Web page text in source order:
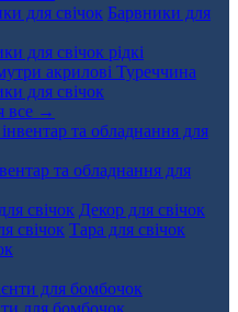
Барвники для
для свічок рідкі
акрилові Туреччина
для свічок
все →
та обладнання для
Декор для свічок
Тара для свічок
для бомбочок